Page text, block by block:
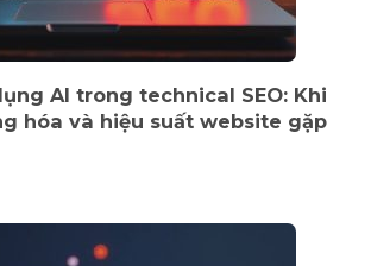
AI trong technical SEO: Khi
hóa và hiệu suất website gặp